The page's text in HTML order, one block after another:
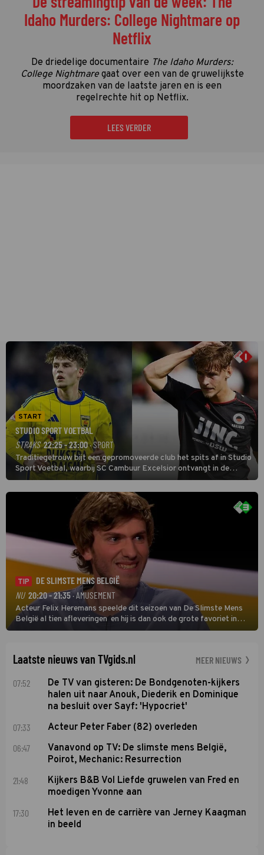
Idaho Murders: College Nightmare op
Netflix
De driedelige documentaire The Idaho Murders:
College Nightmaregaat over een van de gruwelijkste
moordzaken van de laatste jaren en is een
regelrechte hit op Netflix.
LEES VERDER
START
STUDIO SPORT VOETBAL
STRAKS 22:25 - 23:00· SPORT
Traditiegetrouw bijt een gepromoveerde club het spits af in Studio
Sport Voetbal, waarbij SC Cambuur Excelsior ontvangt in de
eerste wedstrijd van het nieuwe Eredivisieseizoen. De nieuwe
oefenmeester is Johan Plat en hij wil aanvallend voetballen.
TIP
DE SLIMSTE MENS BELGIË
NU 20:20 - 21:35· AMUSEMENT
Acteur Felix Heremans speelde dit seizoen van De Slimste Mens
België al tien afleveringen en hij is dan ook de grote favoriet in
deze seizoensfinale. En er is Nederlandse inbreng, want komiek
Laatste nieuws van TVgids.nl MEER NIEUWS
07:52
De TV van gisteren: De Bondgenoten-kijkers
halen uit naar Anouk, Diederik en Dominique
na besluit over Sayf: 'Hypocriet'
07:33 Acteur Peter Faber (82) overleden
06:47
Vanavond op TV: De slimste mens België,
Poirot, Mechanic: Resurrection
21:48
Kijkers B&B Vol Liefde gruwelen van Fred en
moedigen Yvonne aan
17:30
Het leven en de carrière van Jerney Kaagman
in beeld